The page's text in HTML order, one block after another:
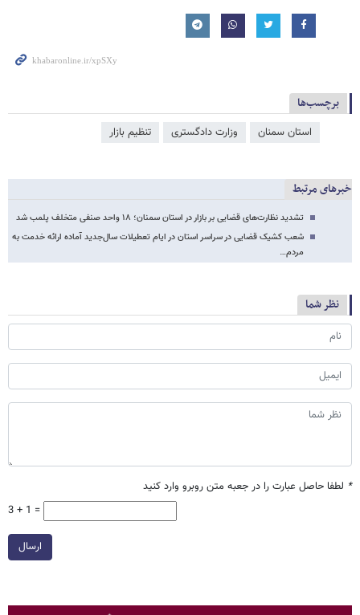
برچسب‌ها
استان سمنان وزارت دادگستری تنظیم بازار
خبرهای مرتبط
تشدید نظارت‌های قضایی بر بازار در استان سمنان؛ ۱۸ واحد صنفی متخلف پلمب شد
شعب کشیک قضایی در سراسر استان در ایام تعطیلات سال‌جدید آماده ارائه خدمت به‌
مردم…
نظر شما
* لطفا حاصل عبارت را در جعبه متن روبرو وارد کنید
3 + 1 =
ارسال